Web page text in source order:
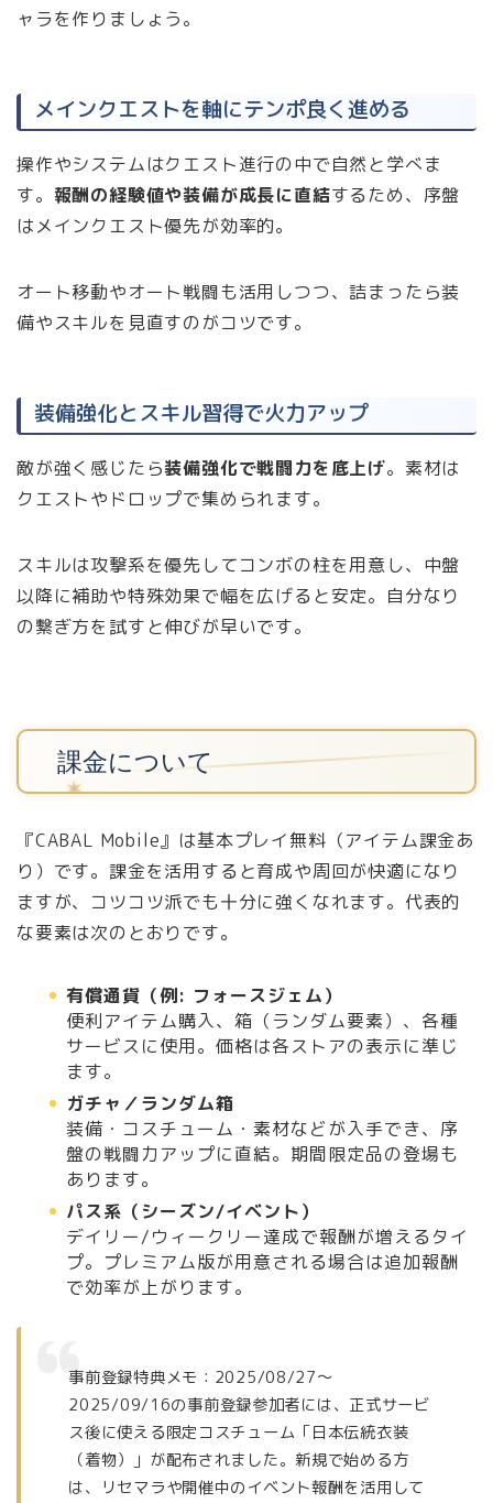
ャラを作りましょう。
メインクエストを軸にテンポ良く進める
操作やシステムはクエスト進行の中で自然と学べま
す。 報酬の経験値や装備が成長に直結するため、序盤
はメインクエスト優先が効率的。
オート移動やオート戦闘も活用しつつ、詰まったら装
備やスキルを見直すのがコツです。
装備強化とスキル習得で火力アップ
敵が強く感じたら装備強化で戦闘力を底上げ。素材は
クエストやドロップで集められます。
スキルは攻撃系を優先してコンボの柱を用意し、中盤
以降に補助や特殊効果で幅を広げると安定。自分なり
の繋ぎ方を試すと伸びが早いです。
課金について
『CABAL Mobile』は基本プレイ無料（アイテム課金あ
り）です。課金を活用すると育成や周回が快適になり
ますが、コツコツ派でも十分に強くなれます。代表的
な要素は次のとおりです。
有償通貨（例: フォースジェム）
便利アイテム購入、箱（ランダム要素）、各種
サービスに使用。価格は各ストアの表示に準じ
ます。
ガチャ／ランダム箱
装備・コスチューム・素材などが入手でき、序
盤の戦闘力アップに直結。期間限定品の登場も
あります。
パス系（シーズン/イベント）
デイリー/ウィークリー達成で報酬が増えるタイ
プ。プレミアム版が用意される場合は追加報酬
で効率が上がります。
事前登録特典メモ：2025/08/27〜
2025/09/16の事前登録参加者には、正式サービ
ス後に使える限定コスチューム「日本伝統衣装
（着物）」が配布されました。新規で始める方
は、リセマラや開催中のイベント報酬を活用して